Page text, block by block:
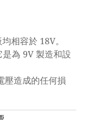
相容於 18V。
為 9V 製造和設
壓造成的任何損